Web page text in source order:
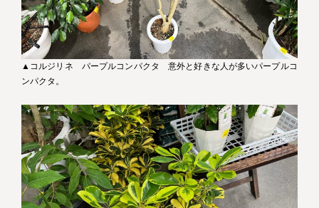
▲コルジリネ パープルコンパクタ 意外と好きな人が多いパープルコ
ンパクタ。